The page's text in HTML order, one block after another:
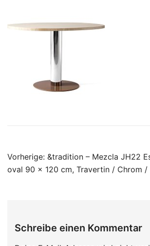
Beitragsnavigation
Vorherige: &tradition – Mezcla JH22
oval 90 x 120 cm, Travertin / Chrom /
Schreibe einen Kommentar